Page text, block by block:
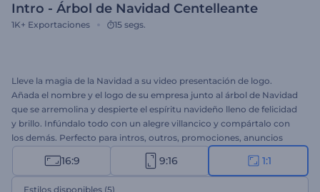
Intro - Árbol de Navidad Centelleante
1K+ Exportaciones 15 segs.
Lleve la magia de la Navidad a su video presentación de logo.
Añada el nombre y el logo de su empresa junto al árbol de Navidad
que se arremolina y despierte el espíritu navideño lleno de felicidad
y brillo. Infúndalo todo con un alegre villancico y compártalo con
los demás. Perfecto para intros, outros, promociones, anuncios
online y todo tipo de proyectos creativos. ¡Empiece a crear hoy
16:9 9:16 1:1
Estilos disponibles (5)